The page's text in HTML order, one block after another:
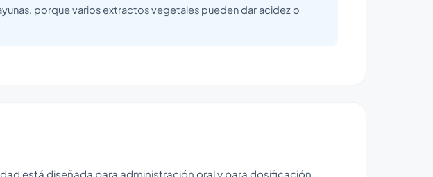
porque varios extractos vegetales pueden dar acidez o
está diseñada para administración oral y para dosificación